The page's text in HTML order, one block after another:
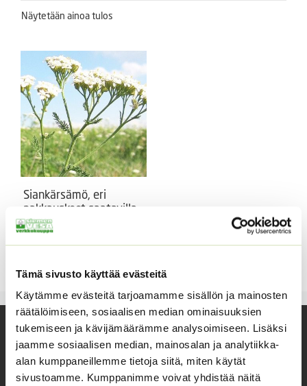
Tämä sivusto käyttää evästeitä
Käytämme evästeitä tarjoamamme sisällön ja mainosten
räätälöimiseen, sosiaalisen median ominaisuuksien
tukemiseen ja kävijämäärämme analysoimiseen. Lisäksi
jaamme sosiaalisen median, mainosalan ja analytiikka-
alan kumppaneillemme tietoja siitä, miten käytät
sivustoamme. Kumppanimme voivat yhdistää näitä
Näytetään ainoa tulos
Siankärsämö, eri
pakkauskoot saatavilla
Achillea millefolium
Hintaluokka:
-
20,20 €
Yhteystiedot
Asiakaspalvelu avoinna arkisin klo 10-17